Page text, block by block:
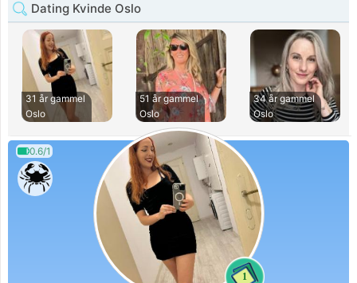
Dating Kvinde Oslo
31 år gammel
Oslo
51 år gammel
Oslo
34 år gammel
Oslo
0.6/1
1